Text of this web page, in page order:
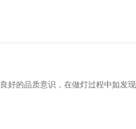
好的品质意识，在做灯过程中如发